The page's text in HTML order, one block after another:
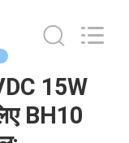
15W
BH10